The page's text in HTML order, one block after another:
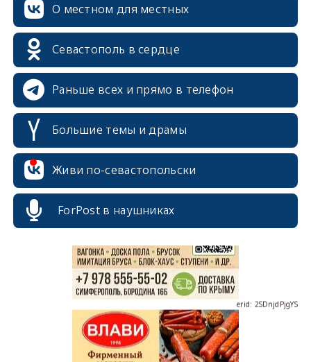
О местном для местных
Севастополь в сердце
Раньше всех и прямо в телефон
Большие темы и драмы
Живи по-севастопольски
ForPost в наушниках